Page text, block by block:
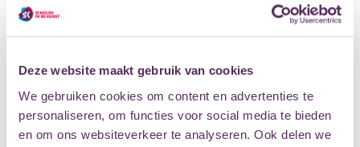
Deze website maakt gebruik van cookies
We gebruiken cookies om content en advertenties te
personaliseren, om functies voor social media te bieden
en om ons websiteverkeer te analyseren. Ook delen we
kleine aanwijzing weer verder kan. Zodat ze echt voelen:
ja, hiervoor zit ik op les. Iedere cursist is individueel bezig
groeien in hun kunstenaarschap. Dat geeft mij energie en
BEHALVE DOCENT BEN JE OOK KUNSTENAAR. WAT
MAAK JE ZOAL?